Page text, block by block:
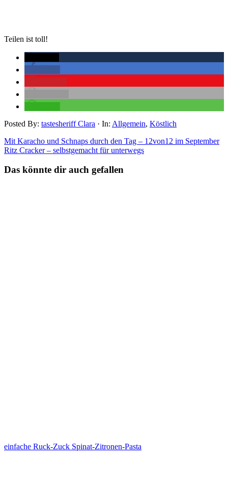
Teilen ist toll!
Posted By: tastesheriff Clara · In: Allgemein, Köstlich
Mit Karacho und Schnaps durch den Tag – 12von12 im September
Ritz Cracker – selbstgemacht für unterwegs
Das könnte dir auch gefallen
einfache Ruck-Zuck Spinat-Zitronen-Pasta